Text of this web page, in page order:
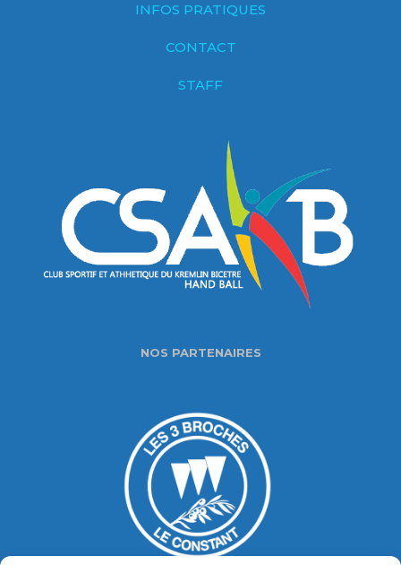
INFOS PRATIQUES
CONTACT
STAFF
NOS PARTENAIRES